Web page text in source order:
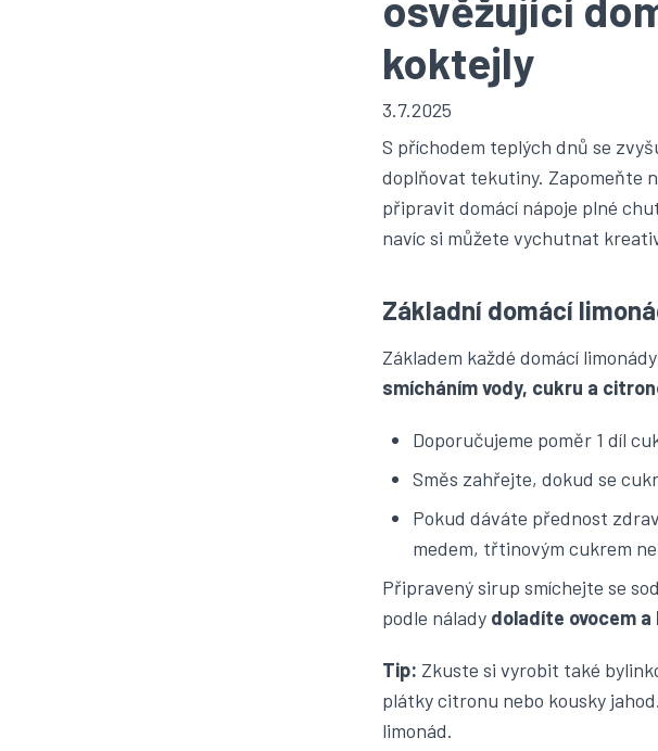
koktejly
3.7.2025
S příchodem teplých dnů se
doplňovat tekutiny. Zapomeňte
připravit domácí nápoje plné
navíc si můžete vychutnat
Základní domácí
Základem každé domácí
smícháním vody, cukru a
Doporučujeme poměr 1 díl
Směs zahřejte, dokud se
Pokud dáváte přednost
medem, třtinovým cukrem
Připravený sirup smíchejte se
podle nálady doladíte ovocem a
Tip: Zkuste si vyrobit také
plátky citronu nebo kousky
limonád.